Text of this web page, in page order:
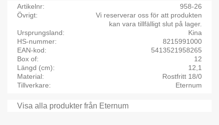
Artikelnr
958-26
Övrigt
Vi reserverar oss för att produkten
kan vara tillfälligt slut på lager.
Ursprungsland
Kina
HS-nummer
8215991000
EAN-kod
5413521958265
Box of
12
Längd (cm)
12,1
Material
Rostfritt 18/0
Tillverkare
Eternum
Visa alla produkter från Eternum